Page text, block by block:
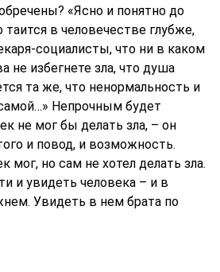
«Ясно и понятно до
таится в человечестве глубже,
социалисты, что ни в каком
не избегнете зла, что душа
та же, что ненормальность и
Непрочным будет
не мог бы делать зла, – он
и повод, и возможность.
мог, но сам не хотел делать зла.
и увидеть человека – и в
Увидеть в нем брата по